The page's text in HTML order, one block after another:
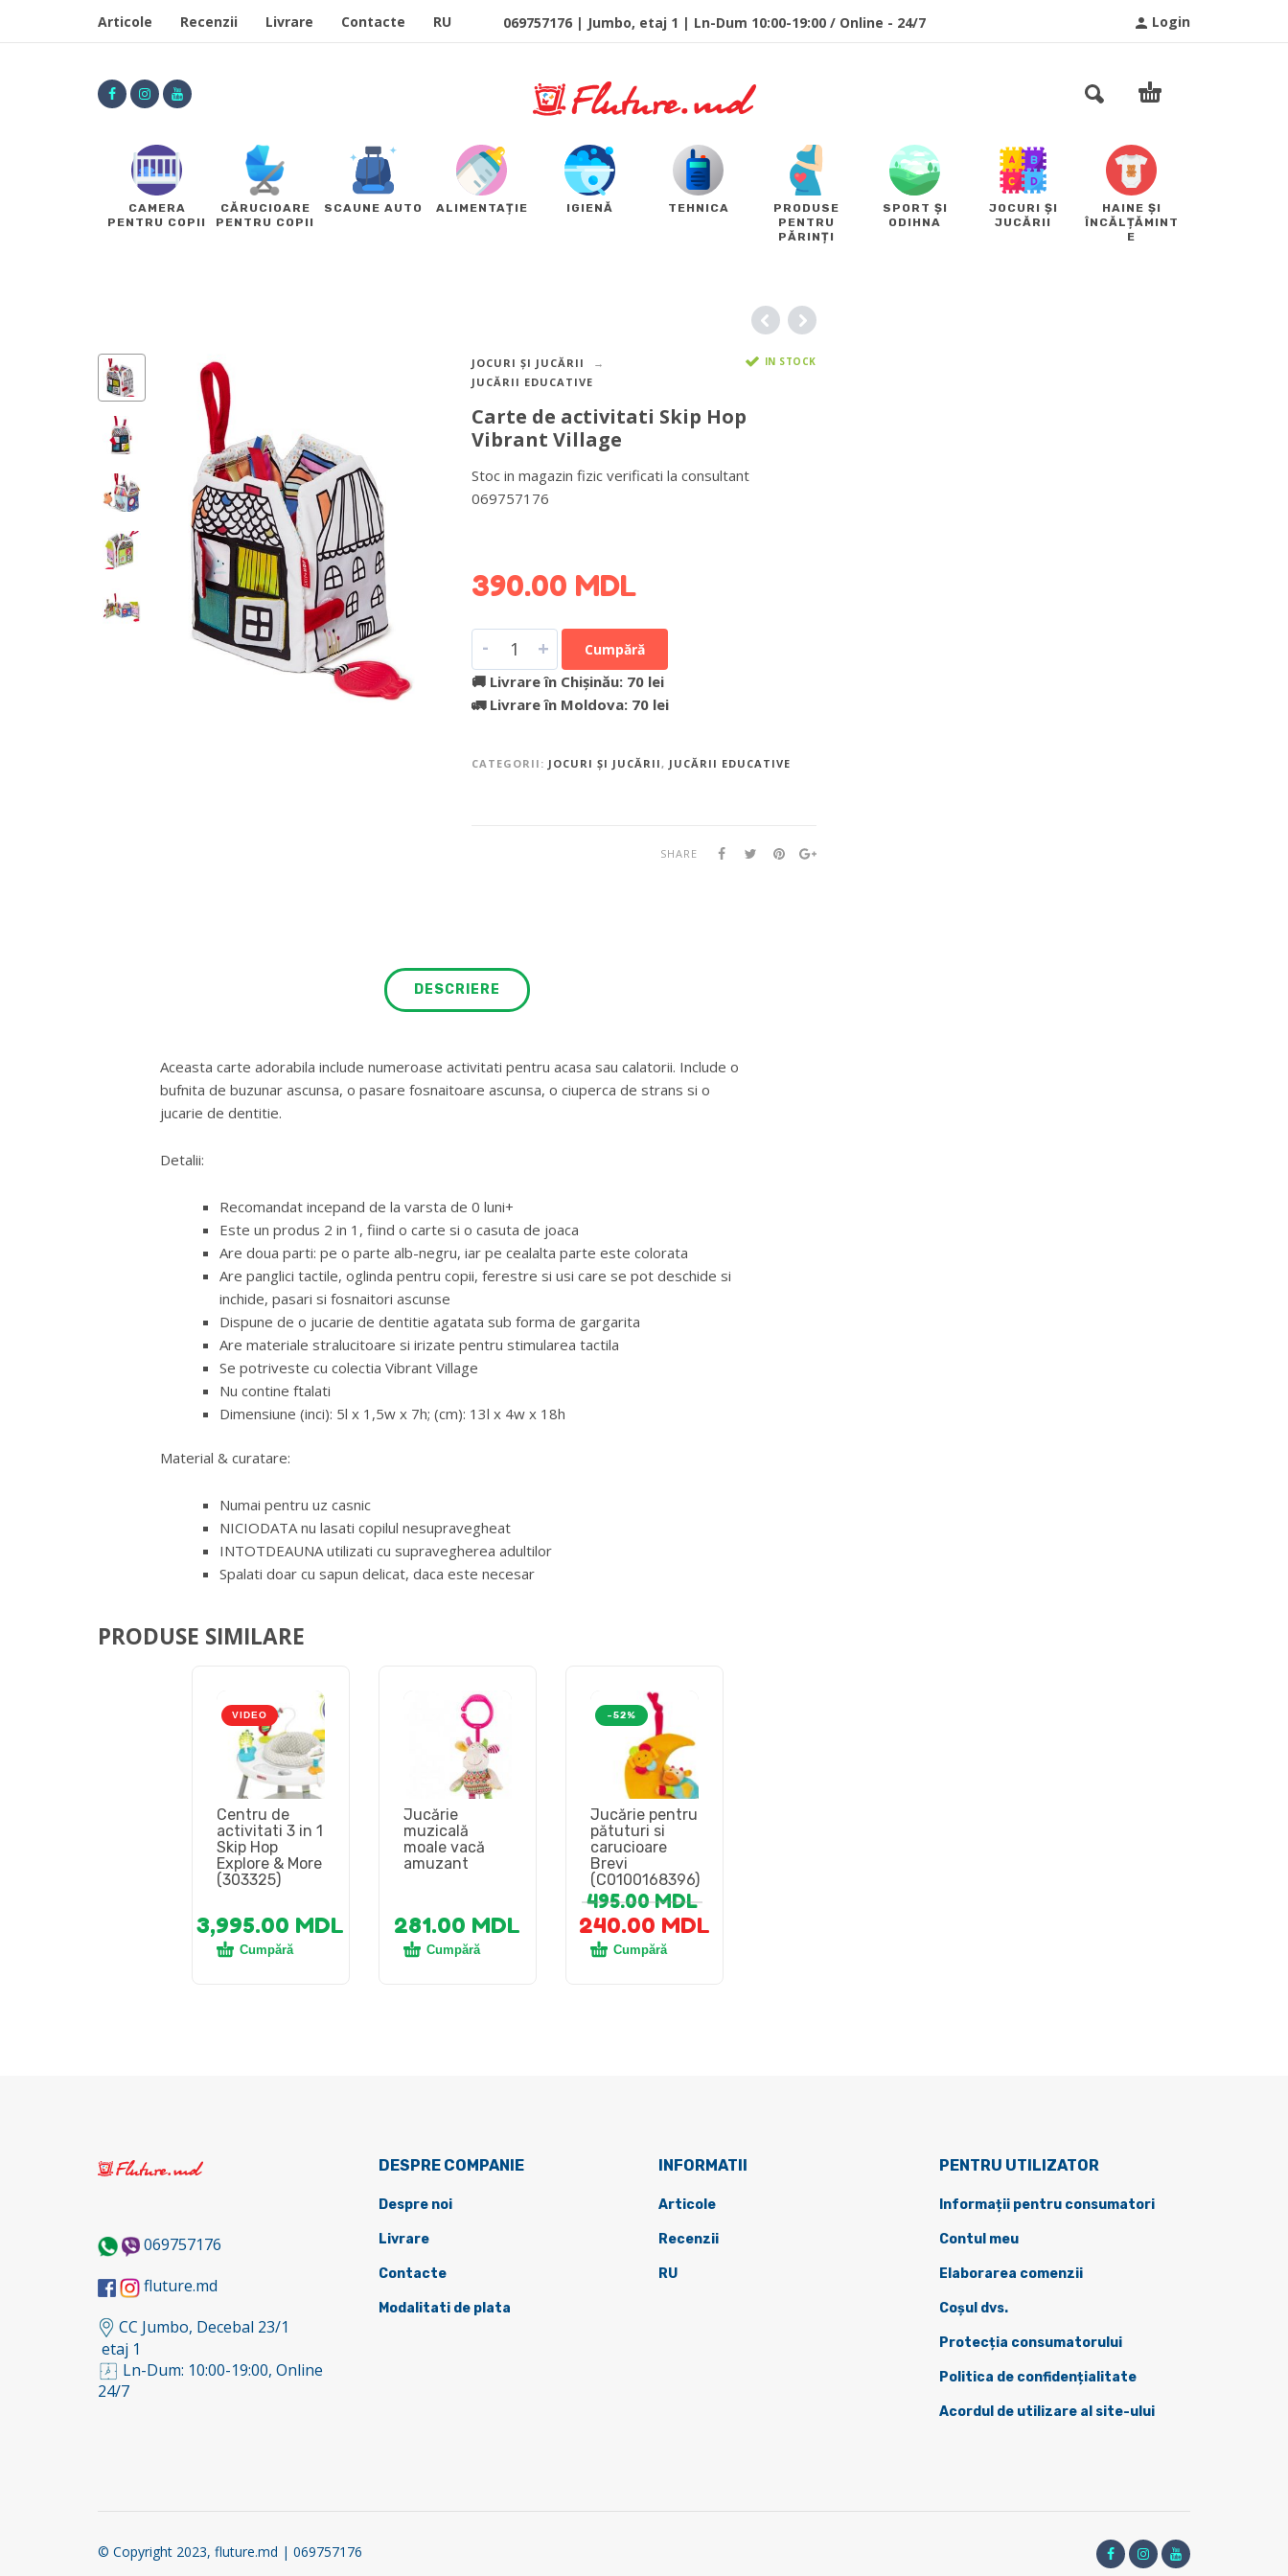
Login
Articole Recenzii Livrare Contacte RU 069757176 | Jumbo, etaj 1 | Ln-Dum 10:00-19:00 / Online - 24/7
CAMERA
PENTRU COPII
CĂRUCIOARE
PENTRU COPII
SCAUNE AUTO ALIMENTAȚIE IGIENĂ TEHNICA
PRODUSE
PENTRU
PĂRINȚI
SPORT ȘI
ODIHNA
JOCURI ȘI
JUCĂRII
HAINE ȘI
ÎNCĂLȚĂMINT
E
JOCURI ȘI JUCĂRII
JUCĂRII EDUCATIVE
IN STOCK
Carte de activitati Skip Hop
Vibrant Village
Stoc in magazin fizic verificati la consultant
069757176
390.00 MDL
- + Cumpără
🚚 Livrare în Chișinău: 70 lei
🚛 Livrare în Moldova: 70 lei
CATEGORII: JOCURI ȘI JUCĂRII , JUCĂRII EDUCATIVE
SHARE
DESCRIERE
Aceasta carte adorabila include numeroase activitati pentru acasa sau calatorii. Include o
bufnita de buzunar ascunsa, o pasare fosnaitoare ascunsa, o ciuperca de strans si o
jucarie de dentitie.
Detalii:
Recomandat incepand de la varsta de 0 luni+
Este un produs 2 in 1, fiind o carte si o casuta de joaca
Are doua parti: pe o parte alb-negru, iar pe cealalta parte este colorata
Are panglici tactile, oglinda pentru copii, ferestre si usi care se pot deschide si
inchide, pasari si fosnaitori ascunse
Dispune de o jucarie de dentitie agatata sub forma de gargarita
Are materiale stralucitoare si irizate pentru stimularea tactila
Se potriveste cu colectia Vibrant Village
Nu contine ftalati
Dimensiune (inci): 5l x 1,5w x 7h; (cm): 13l x 4w x 18h
Material & curatare:
Numai pentru uz casnic
NICIODATA nu lasati copilul nesupravegheat
INTOTDEAUNA utilizati cu supravegherea adultilor
Spalati doar cu sapun delicat, daca este necesar
PRODUSE SIMILARE
VIDEO
Centru de
activitati 3 in 1
Skip Hop
Explore & More
(303325)
3,995.00 MDL
Cumpără
Jucărie
muzicală
moale vacă
amuzant
281.00 MDL
Cumpără
-52%
Jucărie pentru
pătuturi si
carucioare
Brevi
(C0100168396)
495.00MDL
240.00 MDL
Cumpără
069757176
fluture.md
CC Jumbo, Decebal 23/1
etaj 1
Ln-Dum: 10:00-19:00, Online
24/7
DESPRE COMPANIE
Despre noi
Livrare
Contacte
Modalitati de plata
INFORMATII
Articole
Recenzii
RU
PENTRU UTILIZATOR
Informații pentru consumatori
Contul meu
Elaborarea comenzii
Coșul dvs.
Protecția consumatorului
Politica de confidențialitate
Acordul de utilizare al site-ului
© Copyright 2023, fluture.md | 069757176